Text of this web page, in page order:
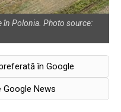
în Polonia. Photo source:
în Google
Google News